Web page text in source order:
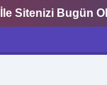
Sitenizi Bugün